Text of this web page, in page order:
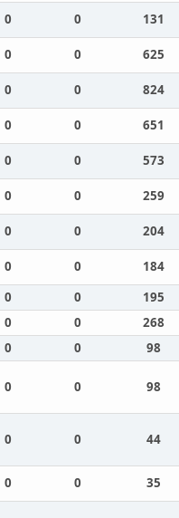
0 0
131
0 0
625
0 0
824
0 0
651
0 0
573
0 0
259
0 0
204
0 0
184
0 0
195
0 0
268
0 0 98
0 0 98
0 0 44
0 0 35